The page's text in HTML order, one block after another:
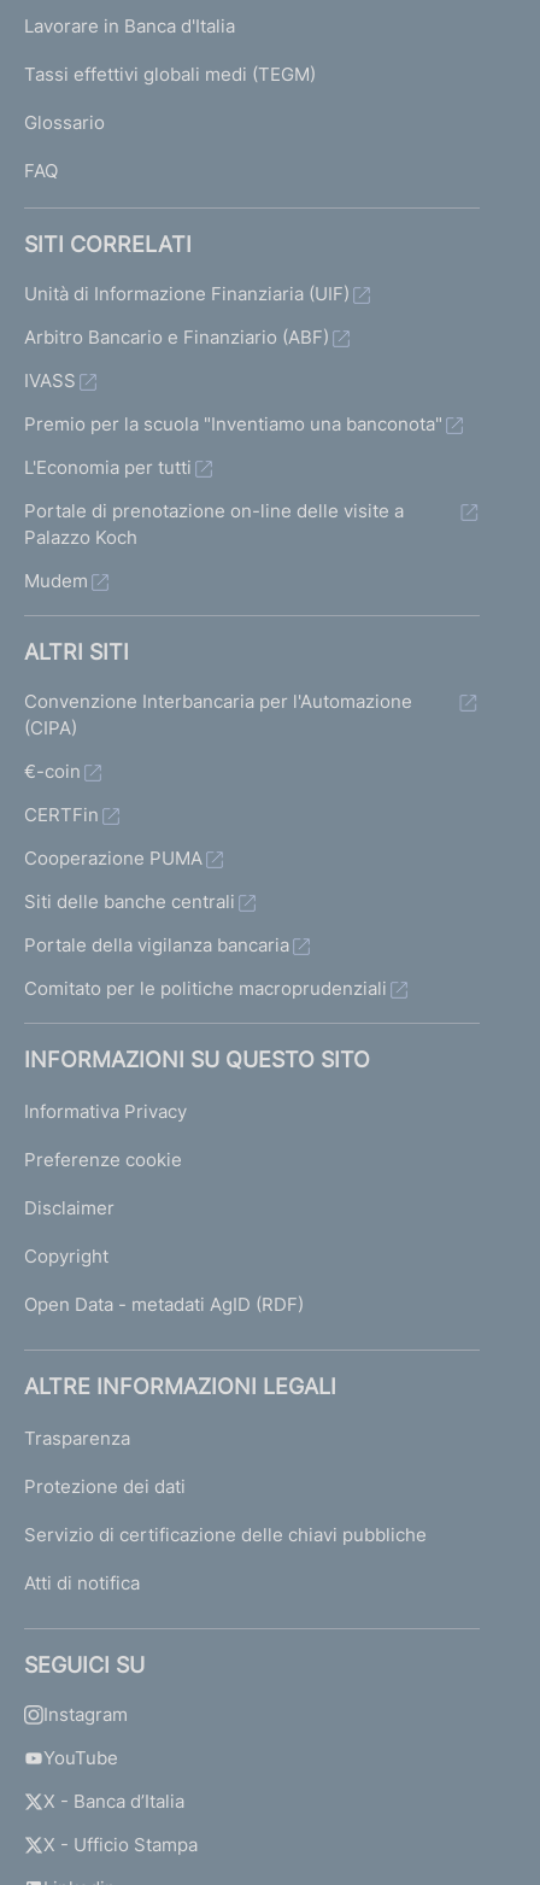
g
T
I
I
Lavorare in Banca d'Italia
Tassi effettivi globali medi (TEGM)
Glossario
FAQ
SITI CORRELATI
Unità di Informazione Finanziaria (UIF)
Arbitro Bancario e Finanziario (ABF)
IVASS
Premio per la scuola "Inventiamo una banconota"
L'Economia per tutti
Portale di prenotazione on-line delle visite a
Palazzo Koch
Mudem
ALTRI SITI
Convenzione Interbancaria per l'Automazione
(CIPA)
€-coin
CERTFin
Cooperazione PUMA
Siti delle banche centrali
Portale della vigilanza bancaria
Comitato per le politiche macroprudenziali
INFORMAZIONI SU QUESTO SITO
Informativa Privacy
Preferenze cookie
Disclaimer
Copyright
Open Data - metadati AgID (RDF)
ALTRE INFORMAZIONI LEGALI
Trasparenza
Protezione dei dati
Servizio di certificazione delle chiavi pubbliche
Atti di notifica
SEGUICI SU
Instagram
YouTube
X - Banca d’Italia
X - Ufficio Stampa